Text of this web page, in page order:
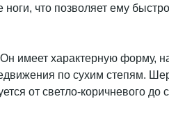
что позволяет ему
имеет характерную
по сухим степям.
от светло-коричневого до